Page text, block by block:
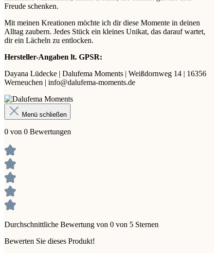
Freude schenken.
Mit meinen Kreationen möchte ich dir diese Momente in deinen
Alltag zaubern. Jedes Stück ein kleines Unikat, das darauf wartet,
dir ein Lächeln zu entlocken.
Hersteller-Angaben lt. GPSR:
Dayana Lüdecke | Dalufema Moments | Weißdornweg 14 | 16356
Werneuchen | info@dalufema-moments.de
Menü schließen
0 von 0 Bewertungen
Durchschnittliche Bewertung von 0 von 5 Sternen
Bewerten Sie dieses Produkt!